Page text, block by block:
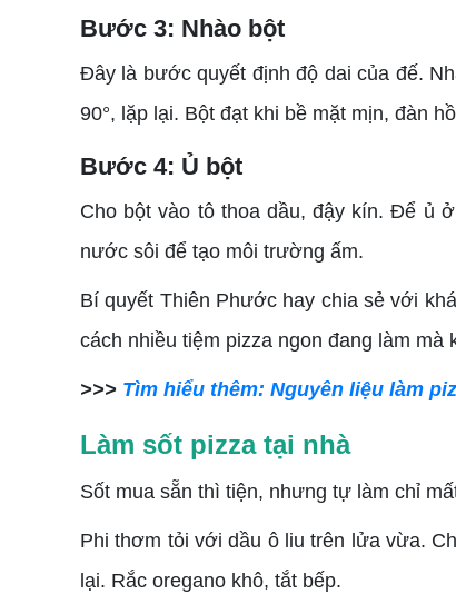
Bước 3: Nhào bột
Đây là bước quyết định độ dai của đế.
90°, lặp lại. Bột đạt khi bề mặt mịn, đàn
Bước 4: Ủ bột
Cho bột vào tô thoa dầu, đậy kín. Để ủ
nước sôi để tạo môi trường ấm.
Bí quyết Thiên Phước hay chia sẻ với
cách nhiều tiệm pizza ngon đang làm mà
>>> Tìm hiểu thêm: Nguyên liệu làm
Làm sốt pizza tại nhà
Sốt mua sẵn thì tiện, nhưng tự làm chỉ
Phi thơm tỏi với dầu ô liu trên lửa vừa.
lại. Rắc oregano khô, tắt bếp.